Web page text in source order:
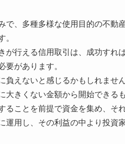
で、多種多様な使用目的の不動
。
が行える信用取引は、成功すれ
要があります。
負えないと感じるかもしれませ
大きくない金額から開始できる
ることを前提で資金を集め、そ
運用し、その利益の中より投資